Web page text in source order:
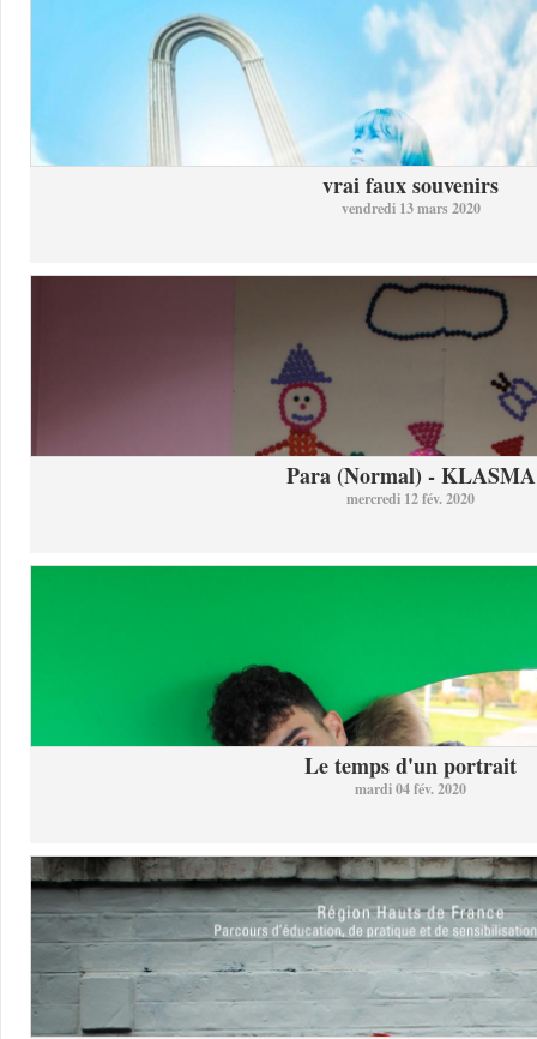
vrai faux souvenirs
vendredi 13 mars 2020
Para (Normal) - KLASMA
mercredi 12 fév. 2020
Le temps d'un portrait
mardi 04 fév. 2020